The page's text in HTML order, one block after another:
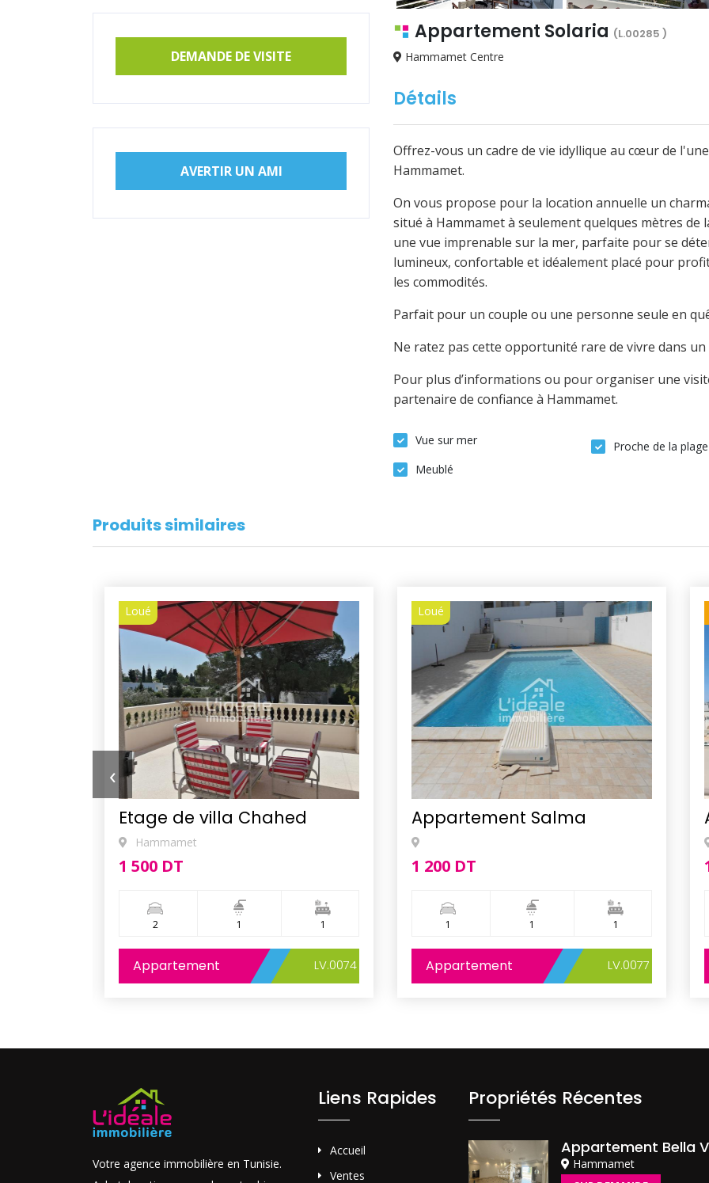
DEMANDE DE VISITE
AVERTIR UN AMI
Appartement Solaria (L.00285 )
Hammamet Centre
Détails
Offrez-vous un cadre de vie idyllique au cœur de
Hammamet.
On vous propose pour la location annuelle un
situé à Hammamet à seulement quelques mètres de
une vue imprenable sur la mer, parfaite pour se
lumineux, confortable et idéalement placé pour
les commodités.
Parfait pour un couple ou une personne seule en
Ne ratez pas cette opportunité rare de vivre dans
Pour plus d’informations ou pour organiser une
partenaire de confiance à Hammamet.
Vue sur mer
Meublé
Proche de la plage
Produits similaires
Loué
Etage de villa Chahed
Hammamet
1 500 DT
2 1 1
Appartement LV.0074
Loué
Appartement Salma
1 200 DT
1 1 1
Appartement LV.0077
‹
Votre agence immobilière en Tunisie.
Liens Rapides
Accueil
Ventes
Propriétés Récentes
Appartement Bella
Hammamet